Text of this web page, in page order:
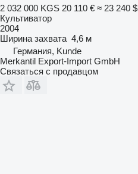
2 032 000 KGS 20 110 € ≈ 23 240 $
Культиватор
2004
Ширина захвата 4,6 м
Германия, Kunde
Merkantil Export-Import GmbH
Связаться с продавцом